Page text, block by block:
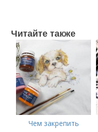
Читайте также
Чем закрепить